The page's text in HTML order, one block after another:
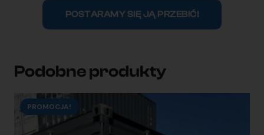
POSTARAMY SIĘ JĄ PRZEBIĆ!
Podobne produkty
PROMOCJA!